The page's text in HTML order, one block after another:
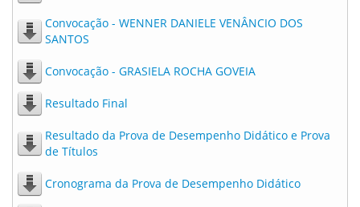
Convocação - WENNER DANIELE VENÂNCIO DOS
SANTOS
Convocação - GRASIELA ROCHA GOVEIA
Resultado Final
Resultado da Prova de Desempenho Didático e Prova
de Títulos
Cronograma da Prova de Desempenho Didático